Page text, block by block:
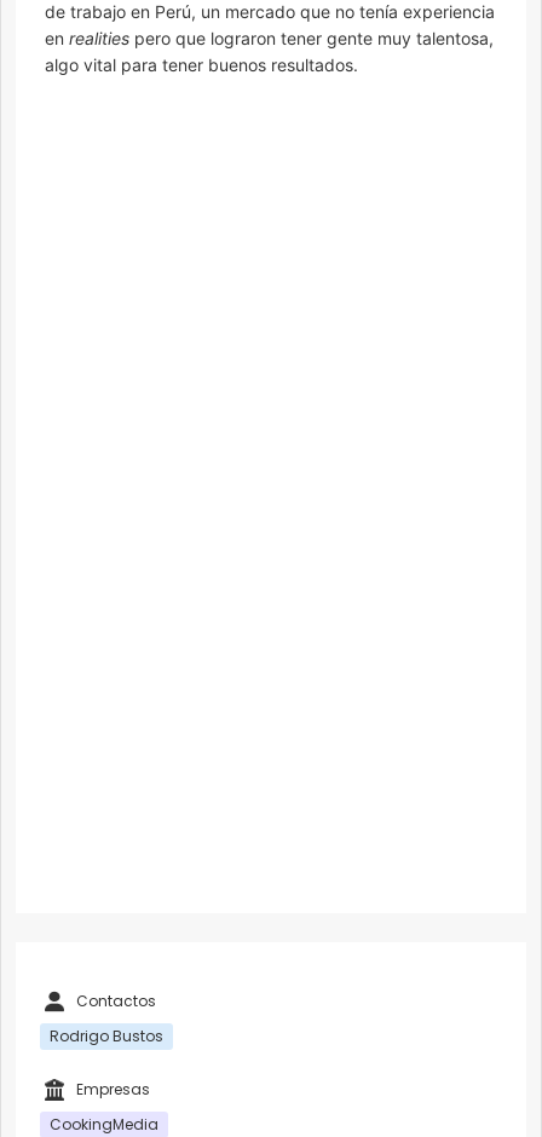
de trabajo en Perú, un mercado que no tenía experiencia
en realities pero que lograron tener gente muy talentosa,
algo vital para tener buenos resultados.
Contactos
Rodrigo Bustos
Empresas
CookingMedia